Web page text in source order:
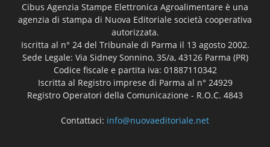
Cibus Agenzia Stampe Elettronica Agroalimentare è una
agenzia di stampa di Nuova Editoriale società cooperativa
autorizzata.
Iscritta al n° 24 del Tribunale di Parma il 13 agosto 2002.
Sede Legale: Via Sidney Sonnino, 35/a, 43126 Parma (PR)
Codice fiscale e partita iva: 01887110342
Iscritta al Registro imprese di Parma al n° 24929
Registro Operatori della Comunicazione - R.O.C. 4843
Contattaci: info@nuovaeditoriale.net